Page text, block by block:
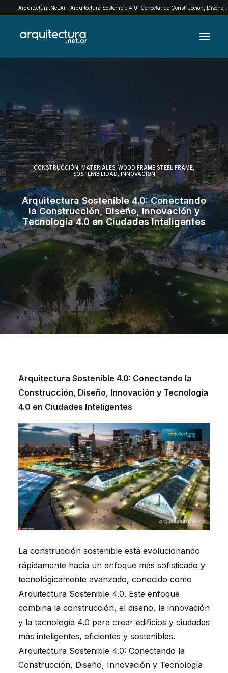
Arquitectura.Net.Ar | Arquitectura Sostenible 4.0: Conectando Construcción,
QUIENES SOMOS
EXPOMADERA
CONTACTO
SEARCH
CONSTRUCCIÓN MATERIALES,WOOD FRAME STEEL FRAME,
SOSTENIBILIDAD INNOVACIÓN
Arquitectura Sostenible 4.0: Conectando
la Construcción, Diseño, Innovación y
Tecnología 4.0 en Ciudades Inteligentes
Arquitectura Sostenible 4.0: Conectando la
Construcción, Diseño, Innovación y Tecnología
4.0 en Ciudades Inteligentes
La construcción sostenible está evolucionando
rápidamente hacia un enfoque más sofisticado y
tecnológicamente avanzado, conocido como
Arquitectura Sostenible 4.0. Este enfoque
combina la construcción, el diseño, la innovación
y la tecnología 4.0 para crear edificios y ciudades
más inteligentes, eficientes y sostenibles.
Arquitectura Sostenible 4.0: Conectando la
Construcción, Diseño, Innovación y Tecnología